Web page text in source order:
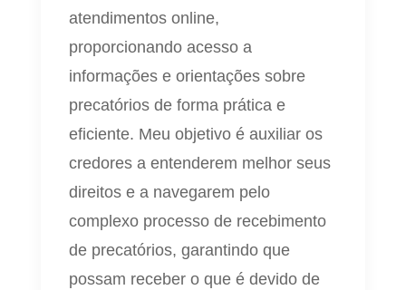
atendimentos online,
proporcionando acesso a
informações e orientações sobre
precatórios de forma prática e
eficiente. Meu objetivo é auxiliar os
credores a entenderem melhor seus
direitos e a navegarem pelo
complexo processo de recebimento
de precatórios, garantindo que
possam receber o que é devido de